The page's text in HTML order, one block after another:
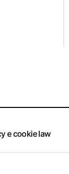
e cookie law